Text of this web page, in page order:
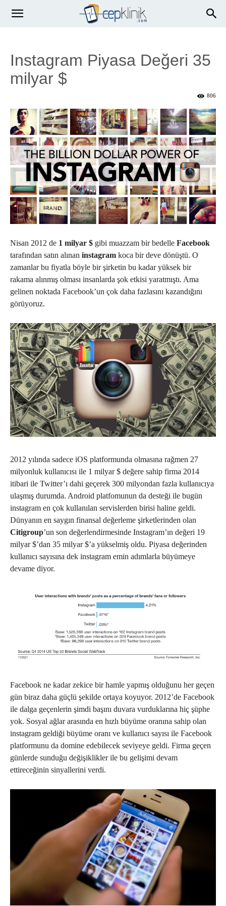
Instagram Piyasa Değeri 35
milyar $
806
Nisan 2012 de 1 milyar $ gibi muazzam bir bedelle Facebook
tarafından satın alınan instagram koca bir deve dönüştü. O
zamanlar bu fiyatla böyle bir şirketin bu kadar yüksek bir
rakama alınmış olması insanlarda şok etkisi yaratmıştı. Ama
gelinen noktada Facebook’un çok daha fazlasını kazandığını
görüyoruz.
2012 yılında sadece iOS platformunda olmasına rağmen 27
milyonluk kullanıcısı ile 1 milyar $ değere sahip firma 2014
itibari ile Twitter’ı dahi geçerek 300 milyondan fazla kullanıcıya
ulaşmış durumda. Android platfomunun da desteği ile bugün
instagram en çok kullanılan servislerden birisi haline geldi.
Dünyanın en saygın finansal değerleme şirketlerinden olan
Citigroup’un son değerlendirmesinde Instagram’ın değeri 19
milyar $’dan 35 milyar $’a yükselmiş oldu. Piyasa değerinden
kullanıcı sayısına dek instagram emin adımlarla büyümeye
devame diyor.
Facebook ne kadar zekice bir hamle yapmış olduğunu her geçen
gün biraz daha güçlü şekilde ortaya koyuyor. 2012’de Facebook
ile dalga geçenlerin şimdi başını duvara vurduklarına hiç şüphe
yok. Sosyal ağlar arasında en hızlı büyüme oranına sahip olan
instagram geldiği büyüme oranı ve kullanıcı sayısı ile Facebook
platformunu da domine edebilecek seviyeye geldi. Firma geçen
günlerde sunduğu değişiklikler ile bu gelişimi devam
ettireceğinin sinyallerini verdi.